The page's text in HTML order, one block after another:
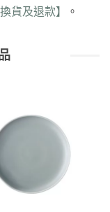
貨及退款】 。